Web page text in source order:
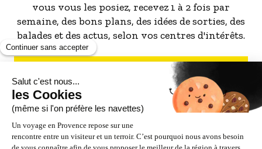
vous vous les posiez, recevez 1 à 2 fois par
semaine, des bons plans, des idées de sorties, des
balades et des actus, selon vos centres d'intérêts.
S'INSCRIRE À LA NEWSLETTER